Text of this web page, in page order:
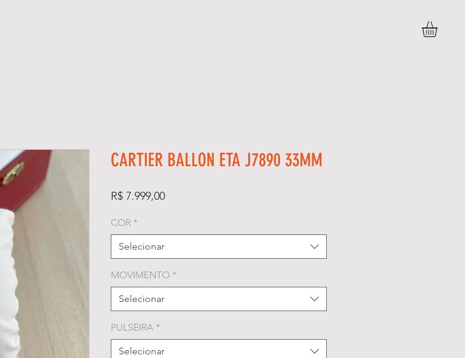
CARTIER BALLON ETA J7890 33MM
R$ 7.999,00Preço
COR *
Selecionar
MOVIMENTO *
Selecionar
PULSEIRA *
Selecionar